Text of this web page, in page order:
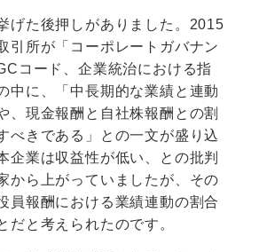
げた後押しがありました。2015
引所が「コーポレートガバナン
コード、企業統治における指
中に、「中長期的な業績と連動
、現金報酬と自社株報酬との割
べきである」との一文が盛り込
企業は収益性が低い、との批判
から上がっていましたが、その
員報酬における業績連動の割合
だと考えられたのです。